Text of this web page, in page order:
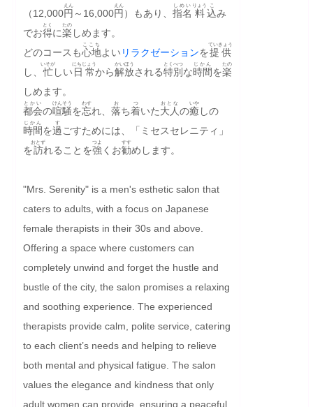
（12,000円
えん
～16,000円
えん
）もあり、 指名
しめい
料
りょう
込
こ
み
でお得
とく
に楽
たの
しめます。
どのコースも心地
ここち
よい リラクゼーションを提供
ていきょう
し、 忙
いそが
しい 日常
にちじょう
から解放
かいほう
される特別
とくべつ
な時間
じかん
を楽
たの
しめます。
都会
とかい
の喧騒
けんそう
を忘
わす
れ、 落
お
ち着
つ
いた大人
おとな
の癒
いや
しの
時間
じかん
を過
す
ごすためには、「ミセスセレニティ」
を訪
おとず
れることを強
つよ
くお勧
すす
めします。
"Mrs. Serenity" is a men's esthetic salon that
caters to adults, with a focus on Japanese
female therapists in their 30s and above.
Offering a space where customers can
completely unwind and forget the hustle and
bustle of the city, the salon promises a relaxing
and soothing experience. The experienced
therapists provide calm, polite service, catering
to each client’s needs and helping to relieve
both mental and physical fatigue. The salon
values the elegance and kindness that only
adult women can provide, ensuring a peaceful